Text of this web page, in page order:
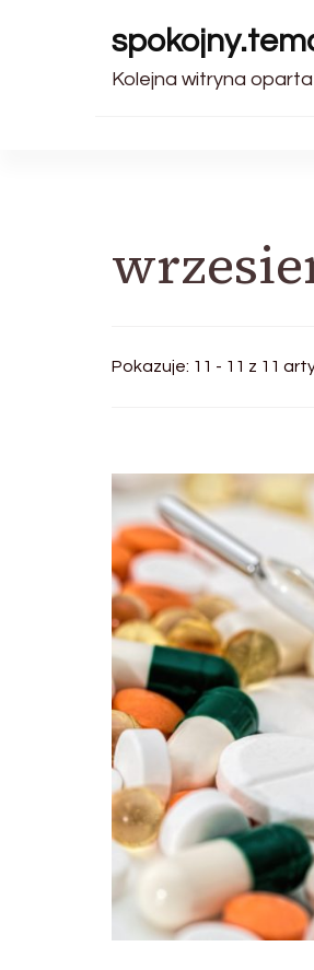
Kolejna witryna
Pokazuje: 11 - 11 z 11